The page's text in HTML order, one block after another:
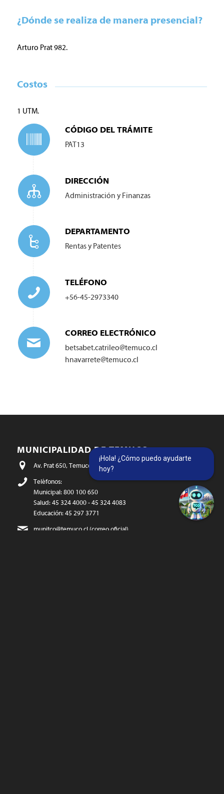
¿Dónde se realiza de manera presencial?
Arturo Prat 982.
Costos
1 UTM.
CÓDIGO DEL TRÁMITE
PAT13
DIRECCIÓN
Administración y Finanzas
DEPARTAMENTO
Rentas y Patentes
TELÉFONO
+56-45-2973340
CORREO ELECTRÓNICO
betsabet.catrileo@temuco.cl
hnavarrete@temuco.cl
MUNICIPALIDAD DE TEMUCO
Av. Prat 650, Temuco - Chile
Teléfonos:
Municipal: 800 100 650
Salud: 45 324 4000 - 45 324 4083
Educación: 45 297 3771
munitco@temuco.cl(correo oficial)
¡Hola! ¿Cómo puedo ayudarte
hoy?